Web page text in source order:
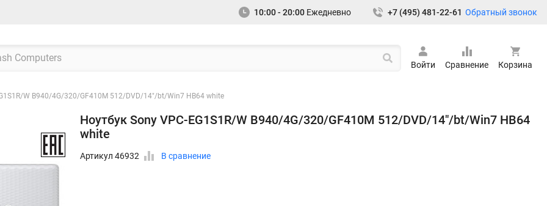
10:00 - 20:00 Ежедневно +7 (495) 481-22-61 Обратный звонок
Войти Сравнение Корзина
W B940/4G/320/GF410M 512/DVD/14"/bt/Win7 HB64 white
Ноутбук Sony VPC-EG1S1R/W B940/4G/320/GF410M 512/DVD/14"/bt/Win7 HB64
white
Артикул 46932 В сравнение